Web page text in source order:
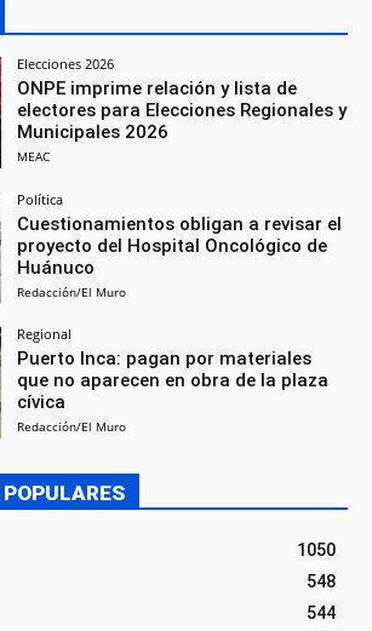
Elecciones 2026
ONPE imprime relación y lista de
electores para Elecciones Regionales y
Municipales 2026
MEAC
Política
Cuestionamientos obligan a revisar el
proyecto del Hospital Oncológico de
Huánuco
Redacción/El Muro
Regional
Puerto Inca: pagan por materiales
que no aparecen en obra de la plaza
cívica
Redacción/El Muro
1050
548
544